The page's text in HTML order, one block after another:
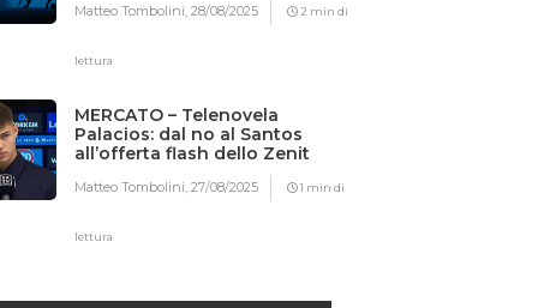
Matteo Tombolini,28/08/2025 2 min di
lettura
MERCATO – Telenovela
Palacios: dal no al Santos
all’offerta flash dello Zenit
Matteo Tombolini,27/08/2025 1 min di
lettura